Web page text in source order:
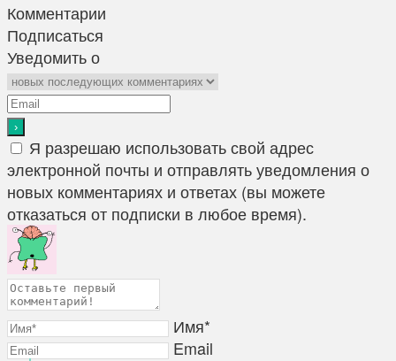
Комментарии
Подписаться
Уведомить о
Я разрешаю использовать свой адрес
электронной почты и отправлять уведомления о
новых комментариях и ответах (вы можете
отказаться от подписки в любое время).
Имя*
Email